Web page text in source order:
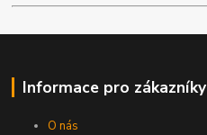
Informace pro zákazníky
O nás